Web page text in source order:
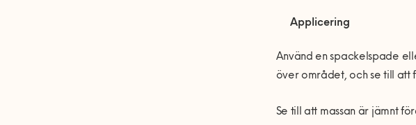
Applicering
Använd en spackelspade
över området, och se till att
Se till att massan är jämnt